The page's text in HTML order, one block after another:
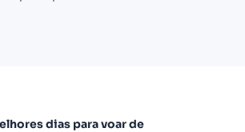
dias para voar de